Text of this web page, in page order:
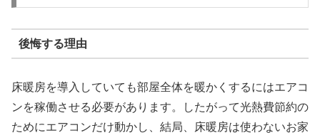
後悔する理由
床暖房を導入していても部屋全体を暖かくするにはエアコ
ンを稼働させる必要があります。したがって光熱費節約の
ためにエアコンだけ動かし、結局、床暖房は使わないお家